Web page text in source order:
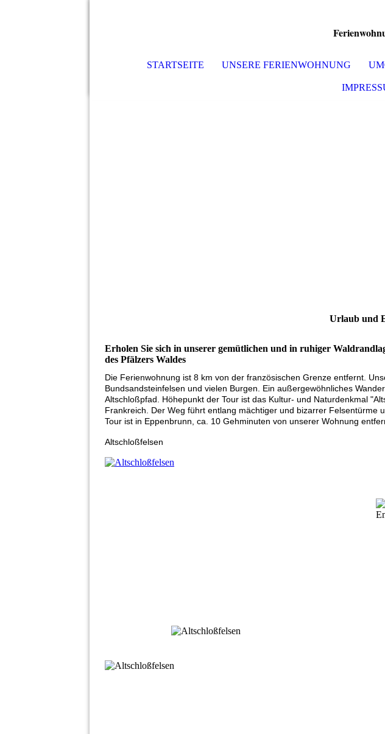
STARTSEITE UNSERE FERIENWOHNUNG
Urlaub und
Erholen Sie sich in unserer gemütlichen und in ruhiger
des Pfälzers Waldes
Die Ferienwohnung ist 8 km von der französischen Grenze entfernt.
Bundsandsteinfelsen und vielen Burgen. Ein außergewöhnliches
Altschloßpfad. Höhepunkt der Tour ist das Kultur- und Naturdenkmal
Frankreich. Der Weg führt entlang mächtiger und bizarrer Felsentürme
Tour ist in Eppenbrunn, ca. 10 Gehminuten von unserer Wohnung
Altschloßfelsen